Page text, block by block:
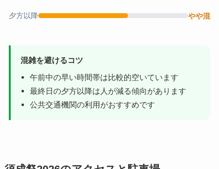
夕方以降 やや混
混雑を避けるコツ
午前中の早い時間帯は比較的空いています
最終日の夕方以降は人が減る傾向があります
公共交通機関の利用がおすすめです